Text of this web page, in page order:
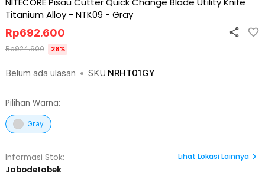
Titanium Alloy - NTK09 - Gray
Belum ada ulasan • SKU NRHT01GY
Rp692.600
Rp924.900 26%
Pilihan Warna:
Gray
Informasi Stok:
Jabodetabek
Lihat Lokasi Lainnya